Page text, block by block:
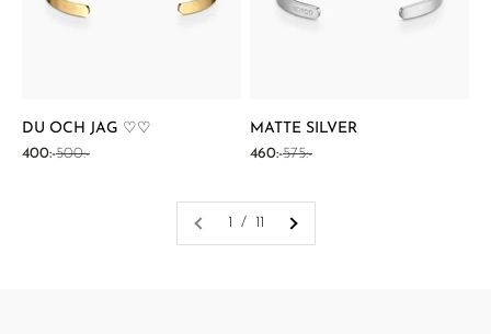
DU OCH JAG ♡♡
REA-pris
400:-Pris
500:-
MATTE SILVER
REA-pris
460:-Pris
575:-
1 / 11